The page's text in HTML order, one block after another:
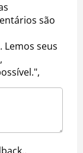
são
seus